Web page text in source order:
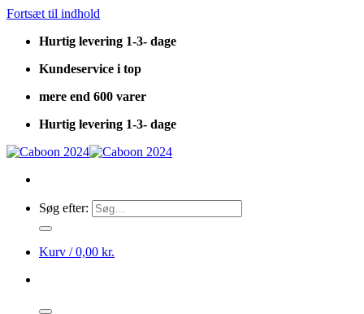
Fortsæt til indhold
Hurtig levering 1-3- dage
Kundeservice i top
mere end 600 varer
Hurtig levering 1-3- dage
Søg efter:
Kurv /0,00 kr.